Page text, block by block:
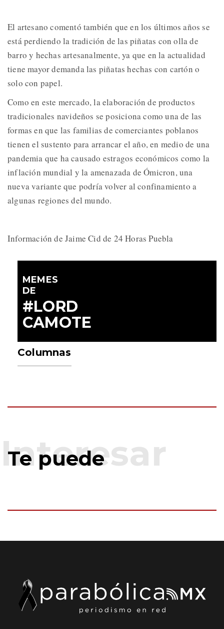
El artesano comentó también que en los últimos años se
está perdiendo la tradición de las piñatas con olla de
barro y hechas artesanalmente, ya que en la actualidad
tiene mayor demanda las piñatas hechas con cartón o
solo con papel.
Como en este mercado, la elaboración de productos
tradicionales navideños se posiciona como una de las
formas en que las familias de comerciantes poblanos
tienen el sustento para arrancar el año, en medio de una
pandemia que ha causado estragos económicos como la
inflación mundial y la amenazada de Ómicron, una
nueva variante que podría volver al confinamiento a
algunas regiones del mundo.
Información de Jaime Cid de 24 Horas Puebla
MEMES
DE
#LORD
CAMOTE
Columnas
Te puede